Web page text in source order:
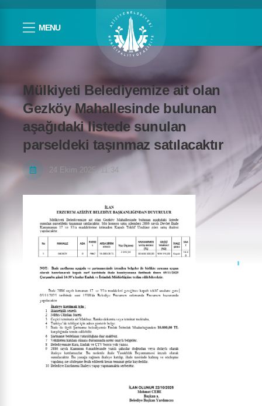
MENU
Mülkiyeti Belediyemize ait olan
Gezköy Mahallesinde bulunan
aşağıdaki listede sunulan
parseldeki taşınmaz satılacaktır
24 Ekim 2025, 11:34